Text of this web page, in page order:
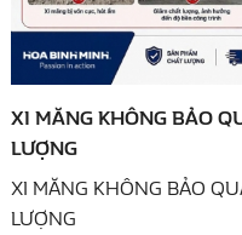
XI MĂNG KHÔNG BẢO
LƯỢNG
XI MĂNG KHÔNG BẢO
LƯỢNG